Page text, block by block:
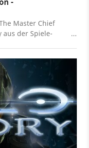
Master Chief
aus der Spiele-
bis Halo 4 und
ist auch die